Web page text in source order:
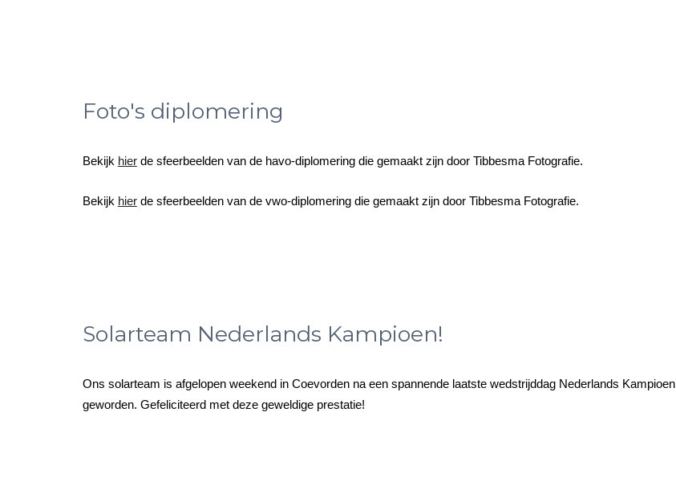
Foto's diplomering
Bekijk hierde sfeerbeelden van de havo-diplomering die gemaakt zijn door Tibbesma Fotografie.
Bekijk hierde sfeerbeelden van de vwo-diplomering die gemaakt zijn door Tibbesma Fotografie.
Solarteam Nederlands Kampioen!
Ons solarteam is afgelopen weekend in Coevorden na een spannende laatste wedstrijddag Nederlands Kampioen
geworden. Gefeliciteerd met deze geweldige prestatie!